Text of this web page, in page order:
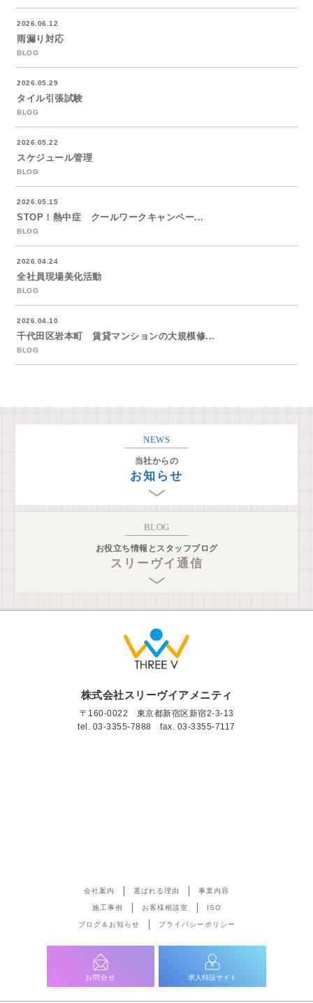
2026.06.12
雨漏り対応
BLOG
2026.05.29
タイル引張試験
BLOG
2026.05.22
スケジュール管理
BLOG
2026.05.15
STOP！熱中症 クールワークキャンペー...
BLOG
2026.04.24
全社員現場美化活動
BLOG
2026.04.10
千代田区岩本町 賃貸マンションの大規模修...
BLOG
NEWS
当社からの
お知らせ
BLOG
お役立ち情報とスタッフブログ
スリーヴイ通信
株式会社スリーヴイアメニティ
〒160-0022 東京都新宿区新宿2-3-13
tel. 03-3355-7888 fax. 03-3355-7117
会社案内 選ばれる理由 事業内容
施工事例 お客様相談室 ISO
ブログ＆お知らせ プライバシーポリシー
お問合せ 求人特設サイト